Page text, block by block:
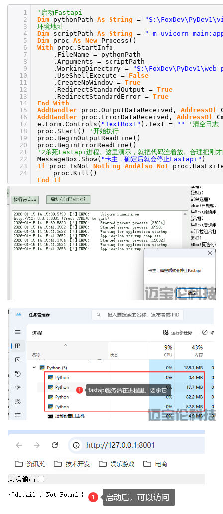
1
2
3
4
5
6
7
8
9
10
11
12
13
14
15
16
17
18
19
20
21
22
23
24
'启动Fastapi
Dim pythonPath As String =
环境地址
Dim scriptPath As String =
"-m uvicorn
Dim proc As New Process()
With
proc.StartInfo
.FileName = pythonPath
.Arguments = scriptPath
.WorkingDirectory =
.UseShellExecute = False
.CreateNoWindow = True
.RedirectStandardOutput = True
.RedirectStandardError = True
End
With
AddHandler proc.OutputDataReceived, AddressOf
AddHandler proc.ErrorDataReceived, AddressOf
e.Form.Controls( "TextBox1" ).Text = ""
'清空日志
proc.Start()
'开始执行
proc.BeginOutputReadLine()
proc.BeginErrorReadLine()
'2杀死Fastapi进程。这里演示，就把代码连着放。合理把刚
MessageBox.Show( "卡主，确定后就会停止Fastapi" )
If
proc IsNot Nothing AndAlso Not
proc.Kill()
End
If